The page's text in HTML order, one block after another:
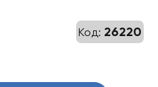
Код: 26220